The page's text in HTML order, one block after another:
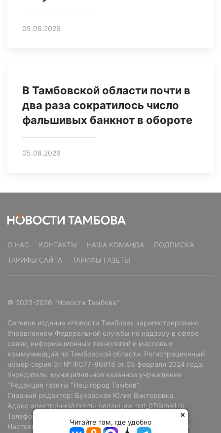
05.08.2026
В Тамбовской области почти в
два раза сократилось число
фальшивых банкнот в обороте
05.08.2026
О НАС КОНТАКТЫ НАША КОМАНДА
ПОДПИСКА
ТАРИФЫ САЙТА
ТАРИФЫ ГАЗЕТЫ
© 2023-2026 "Новости Тамбова"
Сетевое издание «Новости Тамбова» зарегистрировано
Управлением Федеральной службы по надзору в сфере
связи, информационных технологий и массовых
коммуникаций по Тамбовской области. Регистрационный
номер серия Эл № ФС77-86818 от 05 февраля 2024 года.
Учредитель: муниципальное казенное учреждение
"Редакция газеты "Наш город Тамбов".
Главный редактор: Буковская Юлия Викторовна.
Адрес электронной почты редакции: ngt_07@mail.ru.
Телефон редакции: +7 (4752) 72-69-37.
Настоящий ресурс может содержать материалы 18+
Читайте там, где удобно